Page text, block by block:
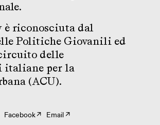
è riconosciuta dal
Politiche Giovanili ed
delle
italiane per la
(ACU).
Facebook ↗ Email ↗